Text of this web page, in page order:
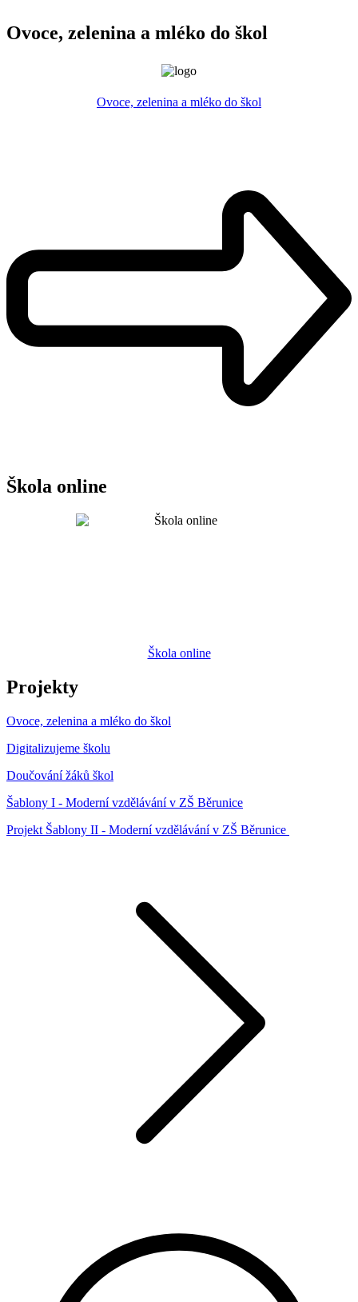
Ovoce, zelenina a mléko do škol
Ovoce, zelenina a mléko do škol
Škola online
Škola online
Projekty
Ovoce, zelenina a mléko do škol
Digitalizujeme školu
Doučování žáků škol
Šablony I - Moderní vzdělávání v ZŠ Běrunice
Projekt Šablony II - Moderní vzdělávání v ZŠ Běrunice